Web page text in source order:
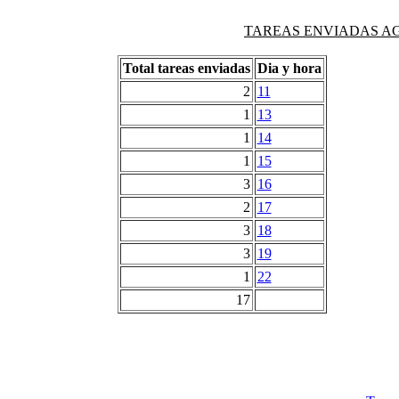
TAREAS ENVIADAS
Total tareas enviadas Dia y hora
2 11
1
13
1
14
1
15
3 16
2 17
3 18
3 19
1
22
17